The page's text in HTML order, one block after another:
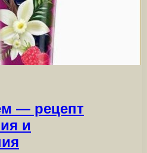
— рецепт
и